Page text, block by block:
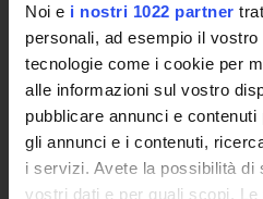
Noi e i nostri 1022 partner
personali, ad esempio il
tecnologie come i cookie per
alle informazioni sul vostro
pubblicare annunci e
gli annunci e i contenuti,
i servizi. Avete la possibilità di
vostri dati e per quali scopi.
Multimedia
Academic
Tender
Studies
International
The eLearning